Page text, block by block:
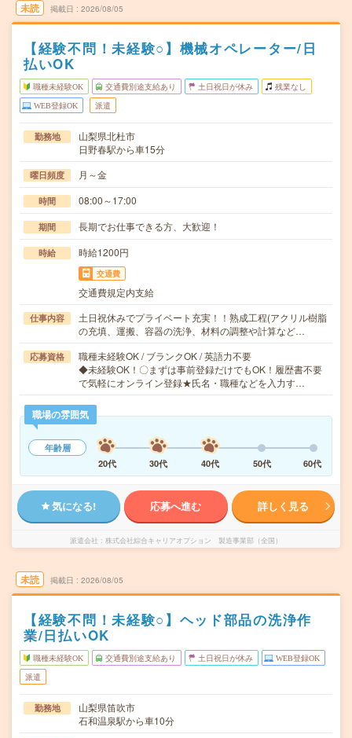
未読 掲載日 2026/08/05
【経験不問！未経験○】機械オペレーター/日
払いOK
職種未経験OK 交通費別途支給あり 土日祝日が休み 残業なし
WEB登録OK 派遣
勤務地
山梨県北杜市
日野春駅から車15分
曜日頻度 月～金
時間 08:00～17:00
期間 長期でお仕事できる方、大歓迎！
時給 時給1200円
交通費
交通費規定内支給
仕事内容
土日祝休みでプライベート充実！！熟成工程(アクリル樹脂
の充填、運搬、容器の洗浄、材料の調整や計算など…
応募資格
職種未経験OK / ブランクOK / 英語力不要
◆未経験OK！〇まずは事前登録だけでもOK！履歴書不要
で気軽にオンライン登録★氏名・職種などを入力す…
職場の雰囲気
年齢層
20代
30代 40代 50代 60代
気になる! 応募へ進む 詳しく見る
派遣会社 株式会社綜合キャリアオプション 製造事業部（全国）
未読 掲載日 2026/08/05
【経験不問！未経験○】ヘッド部品の洗浄作
業/日払いOK
職種未経験OK 交通費別途支給あり 土日祝日が休み WEB登録OK
派遣
勤務地
山梨県笛吹市
石和温泉駅から車10分